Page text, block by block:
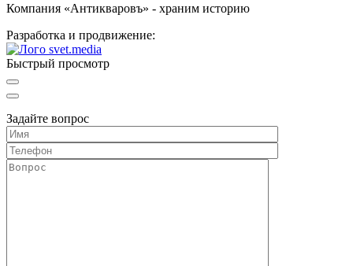
Компания «Антикваровъ» - храним историю
Разработка и продвижение:
Быстрый просмотр
Задайте вопрос